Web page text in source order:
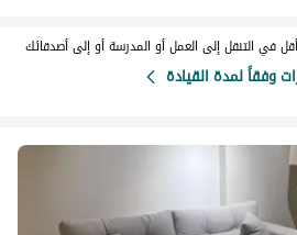
في التنقل إلى العمل أو المدرسة أو إلى أصدقائك
وفقاً لمدة القيادة